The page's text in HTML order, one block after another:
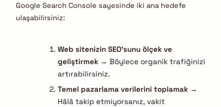
Google Search Console sayesinde iki ana hedefe
ulaşabilirsiniz:
Web sitenizin SEO’sunu ölçek ve
geliştirmek→ Böylece organik trafiğinizi
artırabilirsiniz.
Temel pazarlama verilerini toplamak→
Hâlâ takip etmiyorsanız, vakit